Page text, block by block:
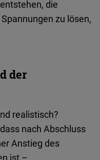
die
zu lösen,
der
realistisch?
nach Abschluss
Anstieg des
ist –